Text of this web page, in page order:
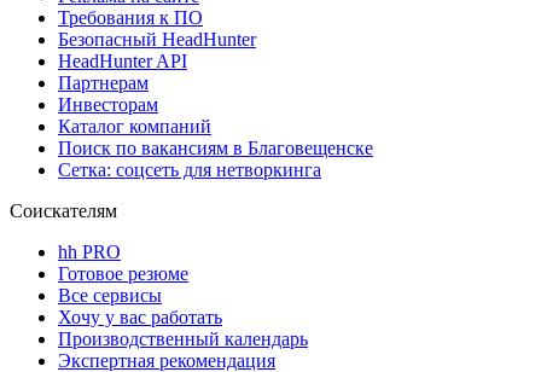
Требования к ПО
Безопасный HeadHunter
HeadHunter API
Партнерам
Инвесторам
Каталог компаний
Поиск по вакансиям в Благовещенске
Сетка: соцсеть для нетворкинга
Соискателям
hh PRO
Готовое резюме
Все сервисы
Хочу у вас работать
Производственный календарь
Экспертная рекомендация